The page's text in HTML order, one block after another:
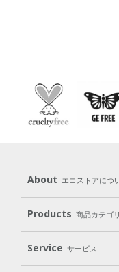
About エコストアにつ
メッセージ ブラ
パッケージへ
Products 商品カテゴ
Laundry
Service サービス